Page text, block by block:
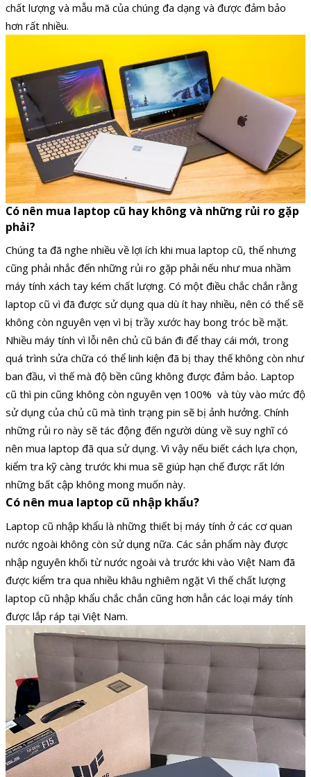
chất lượng và mẫu mã của chúng đa dạng và được đảm bảo
hơn rất nhiều.
Có nên mua laptop cũ hay không và những rủi ro gặp
phải?
Chúng ta đã nghe nhiều về lợi ích khi mua laptop cũ, thế nhưng
cũng phải nhắc đến những rủi ro gặp phải nếu như mua nhầm
máy tính xách tay kém chất lượng. Có một điều chắc chắn rằng
laptop cũ vì đã được sử dụng qua dù ít hay nhiều, nên có thể sẽ
không còn nguyên vẹn vì bị trầy xước hay bong tróc bề mặt.
Nhiều máy tính vì lỗi nên chủ cũ bán đi để thay cái mới, trong
quá trình sửa chữa có thể linh kiện đã bị thay thế không còn như
ban đầu, vì thế mà độ bền cũng không được đảm bảo. Laptop
cũ thì pin cũng không còn nguyên vẹn 100% và tùy vào mức độ
sử dụng của chủ cũ mà tình trạng pin sẽ bị ảnh hưởng. Chính
những rủi ro này sẽ tác động đến người dùng về suy nghĩ có
nên mua laptop đã qua sử dụng. Vì vậy nếu biết cách lựa chọn,
kiểm tra kỹ càng trước khi mua sẽ giúp hạn chế được rất lớn
những bất cập không mong muốn này.
Có nên mua laptop cũ nhập khẩu?
Laptop cũ nhập khẩu là những thiết bị máy tính ở các cơ quan
nước ngoài không còn sử dụng nữa. Các sản phẩm này được
nhập nguyên khối từ nước ngoài và trước khi vào Việt Nam đã
được kiểm tra qua nhiều khâu nghiêm ngặt Vì thế chất lượng
laptop cũ nhập khẩu chắc chắn cũng hơn hẳn các loại máy tính
được lắp ráp tại Việt Nam.